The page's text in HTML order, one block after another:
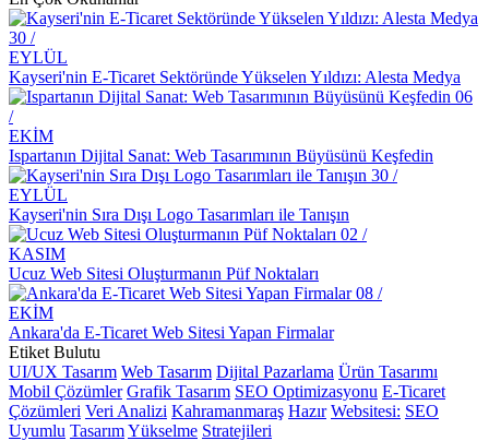
Kahve Dükkanı Logo Tasarımı: Markanızı Yansıtan Özgün Bir
Kimlik Oluşturun
SEO Uyumlu Web Tasarımının Önemi ve İpuçları
Responsive Web Tasarımı Nedir ve Neden Önemlidir?
UX/UI Tasarımın Önemi ve Etkileri
Müzik Albümü Kapak Tasarımı: Sanatı ve Pazarlamayı Buluşturan
Yaratıcı Süreç
Popup Tasarımı: Web Sitesi İçin Etkili Bir Pazarlama Aracı
E-Posta Pazarlama ve Web Tasarımın Güçlü Birlikteliği
Filtreleme Seçenekleri: Web Tasarımında Kullanımı ve Önemi
Inovatif Tasarımın Gücü: Dijital Dünyada Öne Çıkmak
SEO ve Sosyal Medya Entegrasyonu: Dijital Dünyada Markanızı
Yükseltin
30 /
EYLÜL
Kayseri'nin E-Ticaret Sektöründe Yükselen Yıldızı: Alesta Medya
06
/
EKİM
Ispartanın Dijital Sanat: Web Tasarımının Büyüsünü Keşfedin
30 /
EYLÜL
Kayseri'nin Sıra Dışı Logo Tasarımları ile Tanışın
02 /
KASIM
Ucuz Web Sitesi Oluşturmanın Püf Noktaları
08 /
EKİM
Ankara'da E-Ticaret Web Sitesi Yapan Firmalar
Etiket Bulutu
UI/UX Tasarım Web Tasarım Dijital Pazarlama Ürün Tasarımı
Mobil Çözümler Grafik Tasarım SEO Optimizasyonu E-Ticaret
Çözümleri Veri Analizi Kahramanmaraş Hazır Websitesi: SEO
Uyumlu TasarımYükselme Stratejileri